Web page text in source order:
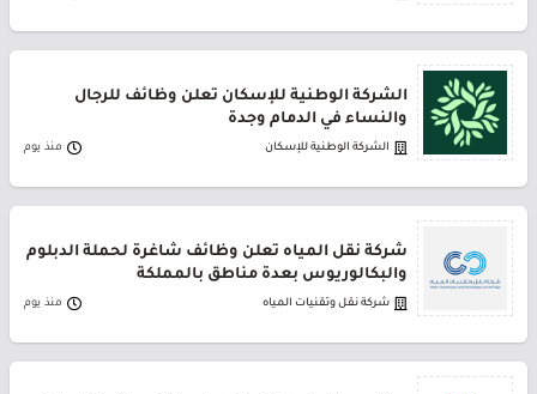
الشركة الوطنية للإسكان تعلن وظائف للرجال
والنساء في الدمام وجدة
الشركة الوطنية للإسكان منذ يوم
شركة نقل المياه تعلن وظائف شاغرة لحملة الدبلوم
والبكالوريوس بعدة مناطق بالمملكة
شركة نقل وتقنيات المياه منذ يوم